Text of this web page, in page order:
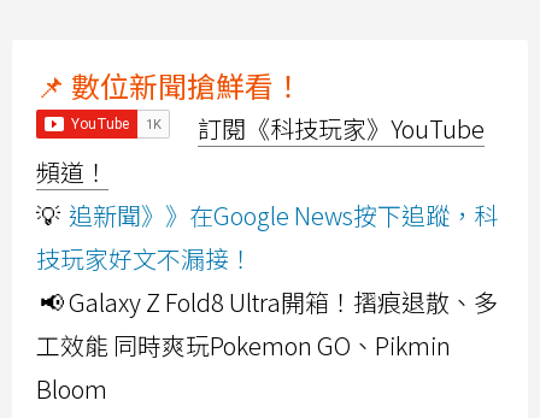
📌 數位新聞搶鮮看！
訂閱《科技玩家》YouTube
頻道！
💡 追新聞》》在Google News按下追蹤，科
技玩家好文不漏接！
📢 Galaxy Z Fold8 Ultra開箱！摺痕退散、多
工效能 同時爽玩Pokemon GO、Pikmin
Bloom